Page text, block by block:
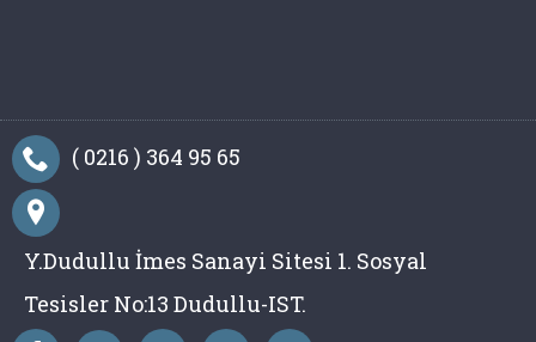
( 0216 ) 364 95 65
Y.Dudullu İmes Sanayi Sitesi 1. Sosyal
Tesisler No:13 Dudullu-IST.